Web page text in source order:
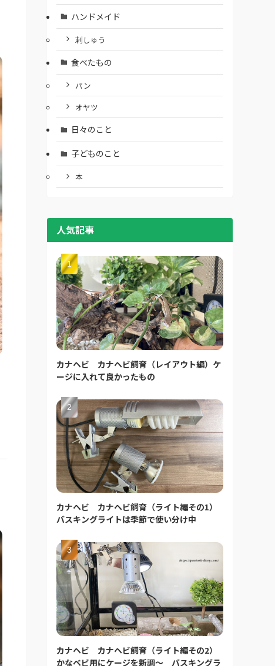
ハンドメイド
刺しゅう
食べたもの
パン
オヤツ
日々のこと
子どものこと
本
人気記事
カナヘビ カナヘビ飼育（レイアウト編）ケ
ージに入れて良かったもの
カナヘビ カナヘビ飼育（ライト編その1）
バスキングライトは季節で使い分け中
カナヘビ カナヘビ飼育（ライト編その2）
かなベビ用にケージを新調～ バスキングラ